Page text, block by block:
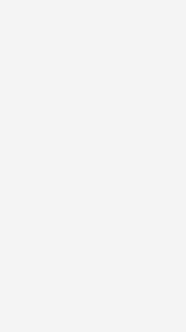
Erwachsenen
zu sein wie bei älteren
dürfte die
Operationen in der jüngeren
outcomes, weight loss,
after gastric bypass and
centre, randomised
11, 555-566.